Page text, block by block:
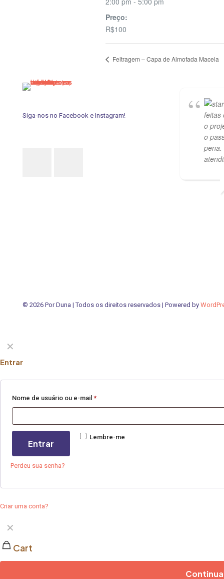
Preço:
R$100
Feltragem – Capa de Almofada Macela
Siga-nos no Facebook e Instagram!
feitas
o
o
pena.
© 2026 Por Duna | Todos os direitos reservados | Powered by
✕
Entrar
Nome de usuário ou e-mail *
Lembre-me
Entrar
Perdeu sua senha?
Criar uma conta?
✕
Cart